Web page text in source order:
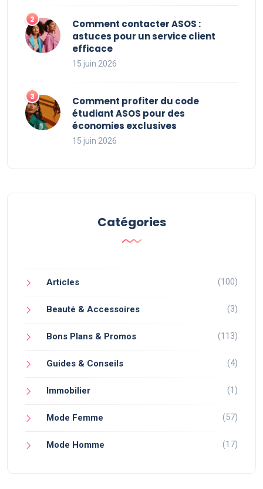
Comment contacter ASOS :
astuces pour un service client
efficace
15 juin 2026
Comment profiter du code
étudiant ASOS pour des
économies exclusives
15 juin 2026
Catégories
Articles (100)
Beauté & Accessoires (3)
Bons Plans & Promos (113)
Guides & Conseils (4)
Immobilier (1)
Mode Femme (57)
Mode Homme (17)